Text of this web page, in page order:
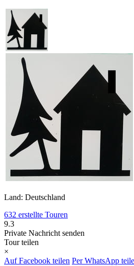
Land: Deutschland
632 erstellte Touren
9.3
Private Nachricht senden
Tour teilen
×
Auf Facebook teilen Per WhatsApp